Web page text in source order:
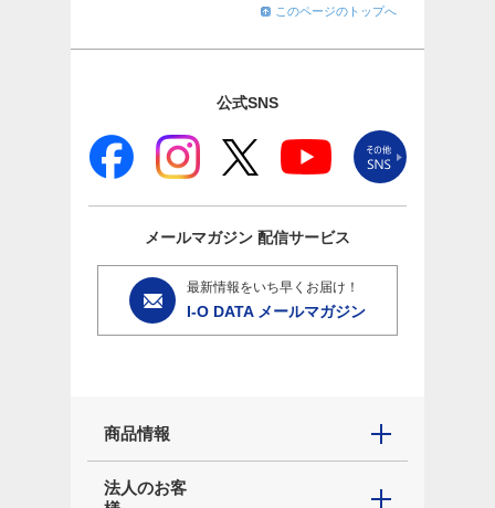
このページのトップへ
公式SNS
メールマガジン 配信サービス
最新情報をいち早くお届け！
I-O DATA メールマガジン
商品情報
法人のお客